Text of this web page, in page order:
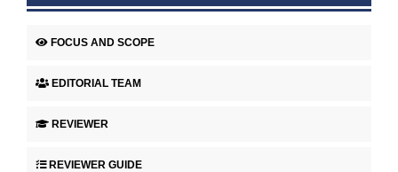
FOCUS AND SCOPE
EDITORIAL TEAM
REVIEWER
REVIEWER GUIDE